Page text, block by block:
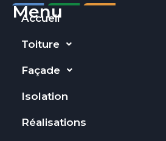
Menu
Accueil
Toiture
Façade
Isolation
Réalisations